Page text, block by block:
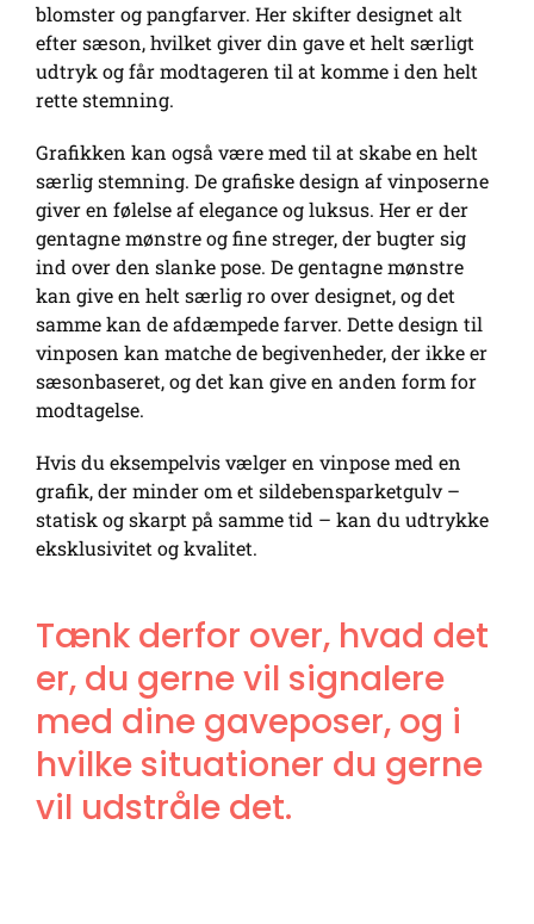
blomster og pangfarver. Her skifter designet alt
efter sæson, hvilket giver din gave et helt særligt
udtryk og får modtageren til at komme i den helt
rette stemning.
Grafikken kan også være med til at skabe en helt
særlig stemning. De grafiske design af vinposerne
giver en følelse af elegance og luksus. Her er der
gentagne mønstre og fine streger, der bugter sig
ind over den slanke pose. De gentagne mønstre
kan give en helt særlig ro over designet, og det
samme kan de afdæmpede farver. Dette design til
vinposen kan matche de begivenheder, der ikke er
sæsonbaseret, og det kan give en anden form for
modtagelse.
Hvis du eksempelvis vælger en vinpose med en
grafik, der minder om et sildebensparketgulv –
statisk og skarpt på samme tid – kan du udtrykke
eksklusivitet og kvalitet.
Tænk derfor over, hvad det
er, du gerne vil signalere
med dine gaveposer, og i
hvilke situationer du gerne
vil udstråle det.